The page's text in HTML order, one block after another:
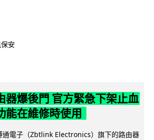
安
器爆後門 官方緊急下架止血
能在維修時使用
通電子（Zbtlink Electronics）旗下的路由器